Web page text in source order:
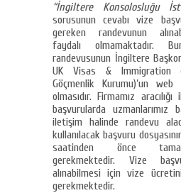
“İngiltere Konsolosluğu
sorusunun cevabı vize
gereken randevunun
faydalı olmamaktadır.
randevusunun İngiltere
UK Visas & Immigration
Göçmenlik Kurumu)’un web
olmasıdır. Firmamız
başvurularda uzmanlarımız
iletişim halinde randevu
kullanılacak başvuru
saatinden önce
gerekmektedir. Vize
alınabilmesi için vize
gerekmektedir.